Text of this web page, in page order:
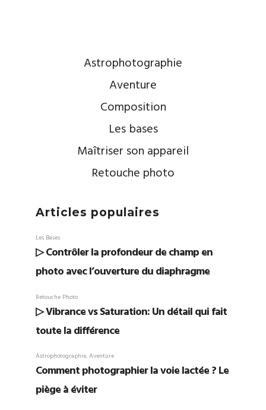
Astrophotographie
Aventure
Composition
Les bases
Maîtriser son appareil
Retouche photo
Articles populaires